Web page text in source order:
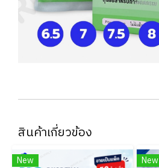
สินค้าเกี่ยวข้อง
New New